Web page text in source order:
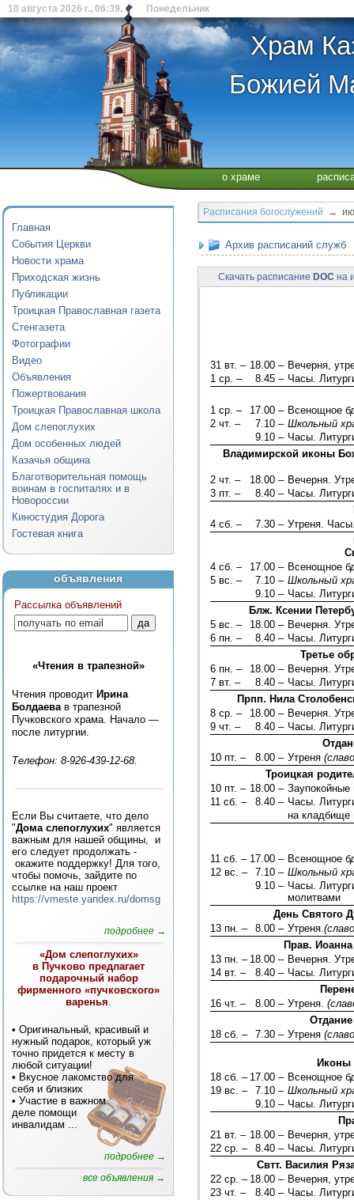
10 августа 2026 г., 06:39, Понедельник
Храм
Божией
о храме
Главная
События Церкви
Новости храма
Приходская жизнь
Публикации
Троицкая Православная газета
Стенгазета
Фотографии
Видео
Объявления
Пожертвования
Троицкая Православная школа
Дом слепоглухих
Дом особенных людей
Казачья община
Благотворительная помощь
воинам в госпиталях и в
Новороссии
Киностудия Дорога
Гостевая книга
объявления
Рассылка объявлений
«Чтения в трапезной»
Чтения проводит Ирина
Болдаева в трапезной
Пучковского храма. Начало —
после литургии.
Телефон: 8-926-439-12-68.
Если Вы считаете, что дело
"Дома слепоглухих" является
важным для нашей общины, и
его следует продолжать -
окажите поддержку! Для того,
чтобы помочь, зайдите по
ссылке на наш проект
https://vmeste.yandex.ru/domsg
подробнее →
«Дом слепоглухих»
в Пучково предлагает
подарочный набор
фирменного «пучковского»
варенья.
• Оригинальный, красивый и
нужный подарок, который уж
точно придется к месту в
любой ситуации!
• Вкусное лакомство для
себя и близких
• Участие в важном
деле помощи
инвалидам ...
подробнее →
все объявления →
Расписания богослужений →
Архив расписаний служб
Скачать расписание DOC на
31 вт. – 18.00 – Вечерня,
1 ср. –
8.45 – Часы.
1 ср. – 17.00 – Всенощное
2 чт. –
7.10 – Школьный
9.10 – Часы.
Владимирской иконы
2 чт. – 18.00 – Вечерня.
3 пт. –
8.40 – Часы.
4 сб. –
7.30 – Утреня.
4 сб. –
17.00 – Всенощное
5 вс. –
7.10 – Школьный
9.10 – Часы.
Блж. Ксении
5 вс. –
18.00 – Вечерня.
6 пн. –
8.40 – Часы.
Третье
6 пн. –
18.00 – Вечерня.
7 вт. –
8.40 – Часы.
Прпп. Нила
8 ср. –
18.00 – Вечерня.
9 чт. –
8.40 – Часы.
10 пт. –
8.00 – Утреня
Троицкая
10 пт. – 18.00 – Заупокойные
11 сб. –
8.40 – Часы.
на кладбище
11 сб. – 17.00 – Всенощное
12 вс. –
7.10 – Школьный
9.10 – Часы.
молитвами
День Святого
13 пн. –
8.00 – Утреня.
Прав.
13 пн. – 18.00 – Вечерня.
14 вт. –
8.40 – Часы.
16 чт. –
8.00 – Утреня.
18 сб. –
7.30 – Утреня
Иконы
18 сб. – 17.00 – Всенощное
19 вс. –
7.10 – Школьный
9.10 – Часы.
21 вт. – 18.00 – Вечерня,
22 ср. –
8.40 – Часы.
Свтт. Василия
22 ср. – 18.00 – Вечерня,
23 чт. –
8.40 – Часы.